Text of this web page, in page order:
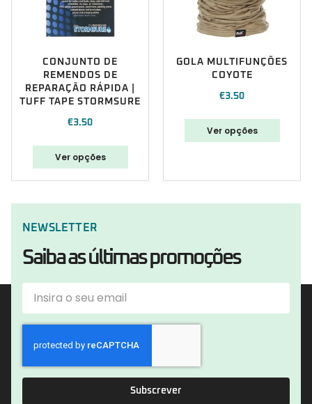
CONJUNTO DE
REMENDOS DE
REPARAÇÃO RÁPIDA |
TUFF TAPE STORMSURE
€3.50
Ver opções
GOLA MULTIFUNÇÕES
COYOTE
€3.50
Ver opções
NEWSLETTER
Saiba as últimas promoções
Subscrever